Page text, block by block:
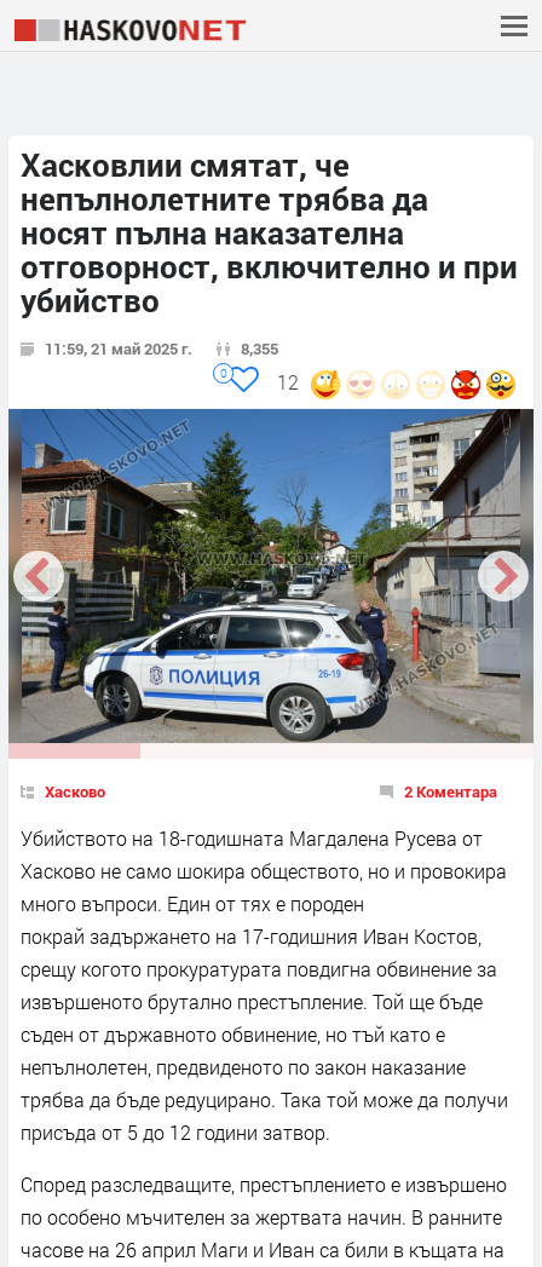
Хасковлии смятат, че
непълнолетните трябва да
носят пълна наказателна
отговорност, включително и при
убийство
11:59, 21 май 2025 г. 8,355
12
0
Хасково 2 Коментара
Убийството на 18-годишната Магдалена Русева от
Хасково не само шокира обществото, но и провокира
много въпроси. Един от тях е породен
покрай задържането на 17-годишния Иван Костов,
срещу когото прокуратурата повдигна обвинение за
извършеното брутално престъпление. Той ще бъде
съден от държавното обвинение, но тъй като е
непълнолетен, предвиденото по закон наказание
трябва да бъде редуцирано. Така той може да получи
присъда от 5 до 12 години затвор.
Според разследващите, престъплението е извършено
по особено мъчителен за жертвата начин. В ранните
часове на 26 април Маги и Иван са били в къщата на